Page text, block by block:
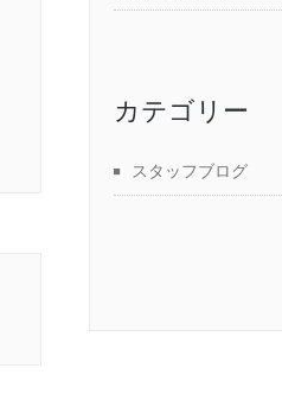
カテゴリー
スタッフブログ